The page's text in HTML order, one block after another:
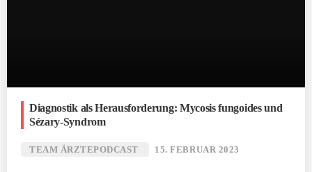
Diagnostik als Herausforderung: Mycosis fungoides und
Sézary-Syndrom
TEAM ÄRZTEPODCAST 15. FEBRUAR 2023